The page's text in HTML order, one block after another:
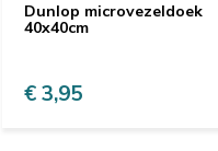
Dunlop microvezeldoek
40x40cm
€ 3,95